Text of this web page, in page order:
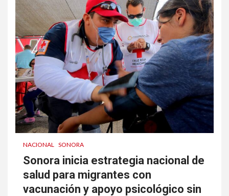
NACIONAL SONORA
Sonora inicia estrategia nacional de
salud para migrantes con
vacunación y apoyo psicológico sin